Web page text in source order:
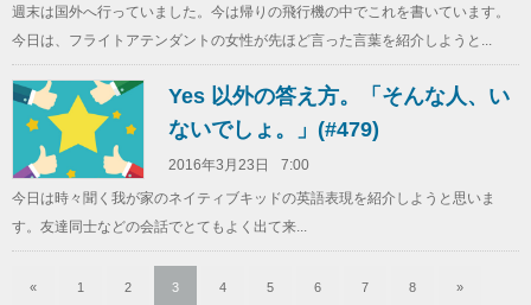
週末は国外へ行っていました。今は帰りの飛行機の中でこれを書いています。
今日は、フライトアテンダントの女性が先ほど言った言葉を紹介しようと...
Yes 以外の答え方。「そんな人、い
ないでしょ。」(#479)
2016年3月23日
7:00
今日は時々聞く我が家のネイティブキッドの英語表現を紹介しようと思いま
す。友達同士などの会話でとてもよく出て来...
« 1 2 3 4 5 6 7 8 »